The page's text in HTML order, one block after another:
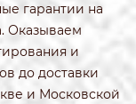
гарантии на
Оказываем
и
до доставки
и Московской